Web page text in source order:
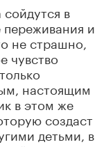
в
переживания и
не страшно,
чувство
настоящим
в этом же
создаст
детьми, в